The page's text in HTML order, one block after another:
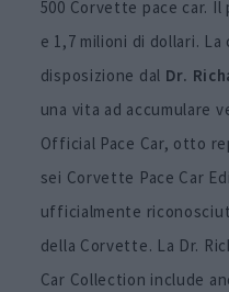
500 Corvette pace car.
e 1,7 milioni di dollari. La
disposizione dal Dr.
una vita ad accumulare
Official Pace Car, otto
sei Corvette Pace Car
ufficialmente
della Corvette. La Dr.
Car Collection include